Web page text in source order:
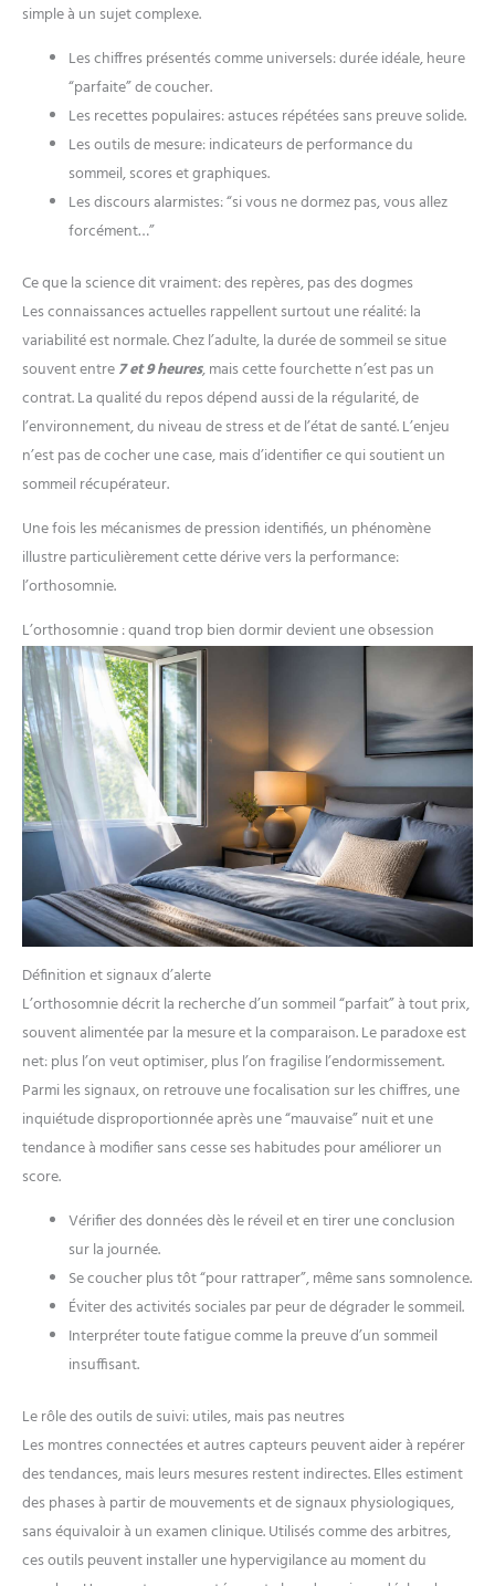
simple à un sujet complexe.
Les chiffres présentés comme universels: durée idéale, heure
“parfaite” de coucher.
Les recettes populaires: astuces répétées sans preuve solide.
Les outils de mesure: indicateurs de performance du
sommeil, scores et graphiques.
Les discours alarmistes: “si vous ne dormez pas, vous allez
forcément…”
Ce que la science dit vraiment: des repères, pas des dogmes
Les connaissances actuelles rappellent surtout une réalité: la
variabilité est normale. Chez l’adulte, la durée de sommeil se situe
souvent entre7 et 9 heures, mais cette fourchette n’est pas un
contrat. La qualité du repos dépend aussi de la régularité, de
l’environnement, du niveau de stress et de l’état de santé. L’enjeu
n’est pas de cocher une case, mais d’identifier ce qui soutient un
sommeil récupérateur.
Une fois les mécanismes de pression identifiés, un phénomène
illustre particulièrement cette dérive vers la performance:
l’orthosomnie.
L’orthosomnie : quand trop bien dormir devient une obsession
Définition et signaux d’alerte
L’orthosomnie décrit la recherche d’un sommeil “parfait” à tout prix,
souvent alimentée par la mesure et la comparaison. Le paradoxe est
net: plus l’on veut optimiser, plus l’on fragilise l’endormissement.
Parmi les signaux, on retrouve une focalisation sur les chiffres, une
inquiétude disproportionnée après une “mauvaise” nuit et une
tendance à modifier sans cesse ses habitudes pour améliorer un
score.
Vérifier des données dès le réveil et en tirer une conclusion
sur la journée.
Se coucher plus tôt “pour rattraper”, même sans somnolence.
Éviter des activités sociales par peur de dégrader le sommeil.
Interpréter toute fatigue comme la preuve d’un sommeil
insuffisant.
Le rôle des outils de suivi: utiles, mais pas neutres
Les montres connectées et autres capteurs peuvent aider à repérer
des tendances, mais leurs mesures restent indirectes. Elles estiment
des phases à partir de mouvements et de signaux physiologiques,
sans équivaloir à un examen clinique. Utilisés comme des arbitres,
ces outils peuvent installer une hypervigilance au moment du